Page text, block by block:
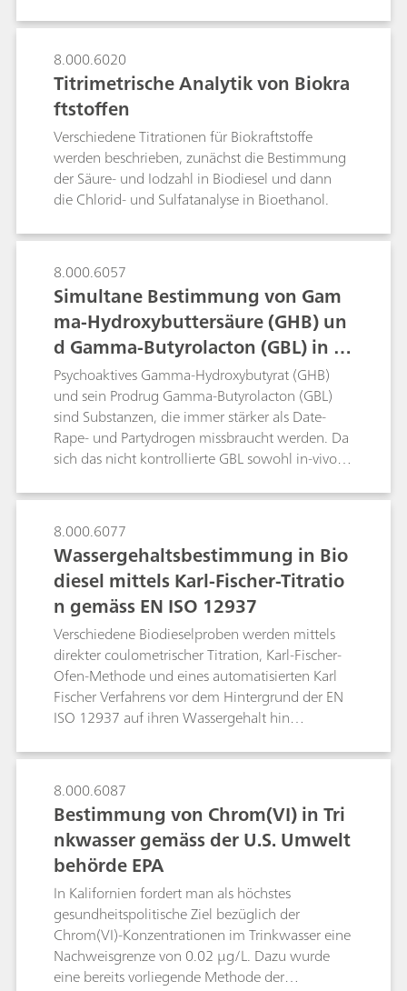
Prozessanalytik eingesetzt. Auf quantitative
spektroskopische Daten werden routinemässig
spektrale Vorverarbeitungsalgorithmen
angewendet, um spektrale Merkmale zu
verstärken und zugleich Schwankungen zu
minimieren, die nicht mit dem untersuchten
Analyt zusammenhängen. In dieser technischen
Mitteilung werden die wesentlichen
Vorverarbeitungsoptionen für die Raman-
Spektroskopie anhand praktischer
Anwendungsbeispiele erläutert. Zudem werden
verfügbaren Algorithmen vorgestellt, damit der
Leser sich mit ihnen vertraut machen und sie zur
Erstellung quantitativer Raman-Modelle nutzen
kann.
8.000.6020
Titrimetrische Analytik von Biokra
ftstoffen
Verschiedene Titrationen für Biokraftstoffe
werden beschrieben, zunächst die Bestimmung
der Säure- und Iodzahl in Biodiesel und dann
die Chlorid- und Sulfatanalyse in Bioethanol.
8.000.6057
Simultane Bestimmung von Gam
ma-Hydroxybuttersäure (GHB) un
d Gamma-Butyrolacton (GBL) in G
etränken
Psychoaktives Gamma-Hydroxybutyrat (GHB)
und sein Prodrug Gamma-Butyrolacton (GBL)
sind Substanzen, die immer stärker als Date-
Rape- und Partydrogen missbraucht werden. Da
sich das nicht kontrollierte GBL sowohl in-vivo
lässt, ist deren rechtliche Unterscheidung von
entscheidender Bedeutung. Für die forensische
Bestimmung illegal hinzugefügter GHB und GBL
in häufig konsumierten Getränken stellt diese
Arbeit eine einfache und empfindliche Methode
dar, bei der Ionenchromatographie mit direkter
Injektion in Kombination mit
spektrophotometrischer Detektion eingesetzt
wird. Die Methode ermöglicht die Verfolgung
der GHB-GLB-Interkonversion, entweder als in
vivo- oder in vitro-Lactonspaltung oder als
zwischenmolekulare GHB-Veresterung, und
erfüllt somit die entsprechenden Anforderungen
8.000.6077
Wassergehaltsbestimmung in Bio
diesel mittels Karl-Fischer-Titratio
n gemäss EN ISO 12937
Verschiedene Biodieselproben werden mittels
direkter coulometrischer Titration, Karl-Fischer-
Ofen-Methode und eines automatisierten Karl
Fischer Verfahrens vor dem Hintergrund der EN
ISO 12937 auf ihren Wassergehalt hin
8.000.6087
Bestimmung von Chrom(VI) in Tri
nkwasser gemäss der U.S. Umwelt
behörde EPA
In Kalifornien fordert man als höchstes
gesundheitspolitische Ziel bezüglich der
Chrom(VI)-Konzentrationen im Trinkwasser eine
Nachweisgrenze von 0.02 µg/L. Dazu wurde
eine bereits vorliegende Methode der